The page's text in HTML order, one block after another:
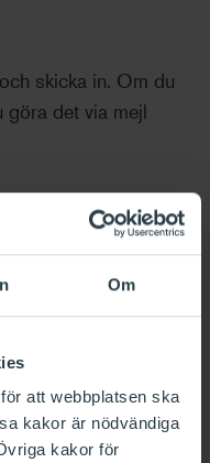
Om
att webbplatsen ska
kakor är nödvändiga
kakor för
skicka in. Om du
göra det via mejl
Därefter
när